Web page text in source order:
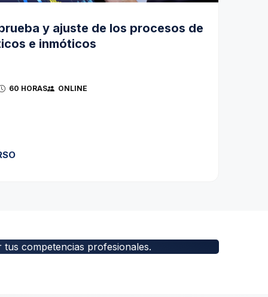
y ajuste de los procesos de
e inmóticos
60 HORAS ONLINE
competencias profesionales.